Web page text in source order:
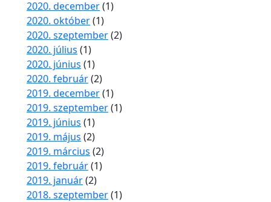
2020. december(1)
2020. október(1)
2020. szeptember(2)
2020. július (1)
2020. június (1)
2020. február(2)
2019. december(1)
2019. szeptember(1)
2019. június (1)
2019. május (2)
2019. március (2)
2019. február(1)
2019. január(2)
2018. szeptember(1)